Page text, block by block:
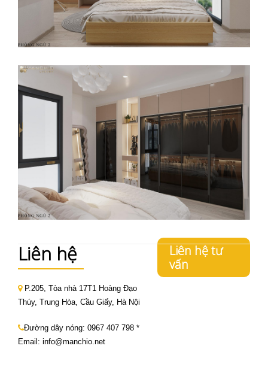
Liên hệ
P.205, Tòa nhà 17T1 Hoàng Đạo
Thúy, Trung Hòa, Cầu Giấy, Hà Nội
Đường dây nóng: 0967 407 798 *
Email: info@manchio.net
Liên hệ tư
vấn